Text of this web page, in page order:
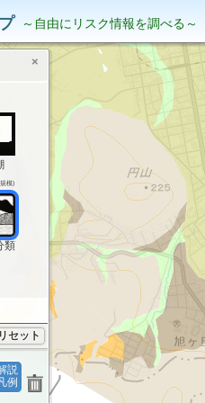
～自由にリスク情報を調べる～
×
模)
類
セット
説
例